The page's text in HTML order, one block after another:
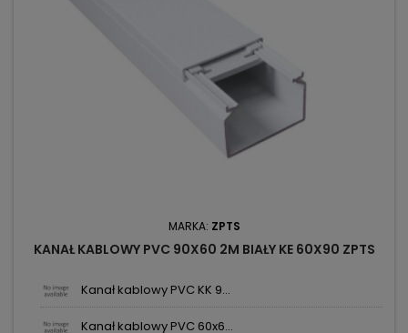
MARKA: ZPTS
KANAŁ KABLOWY PVC 90X60 2M BIAŁY KE 60X90 ZPTS
Kanał kablowy PVC KK 9...
Kanał kablowy PVC 60x6...